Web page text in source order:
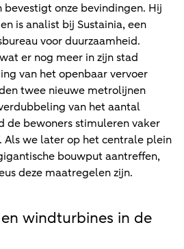
onze bevindingen. Hij
is analist bij Sustainia, een
voor duurzaamheid.
er nog meer in zijn stad
van het openbaar vervoer
twee nieuwe metrolijnen
van het aantal
de bewoners stimuleren vaker
Als we later op het centrale plein
bouwput aantreffen,
deze maatregelen zijn.
windturbines in de